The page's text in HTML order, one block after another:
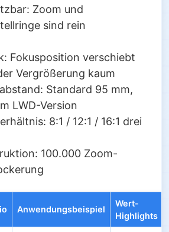
Zoom und
sind rein
Fokusposition verschiebt
Vergrößerung kaum
Standard 95 mm,
LWD-Version
8:1 / 12:1 / 16:1 drei
100.000 Zoom-
Anwendungsbeispiel
Wert-
Highlights